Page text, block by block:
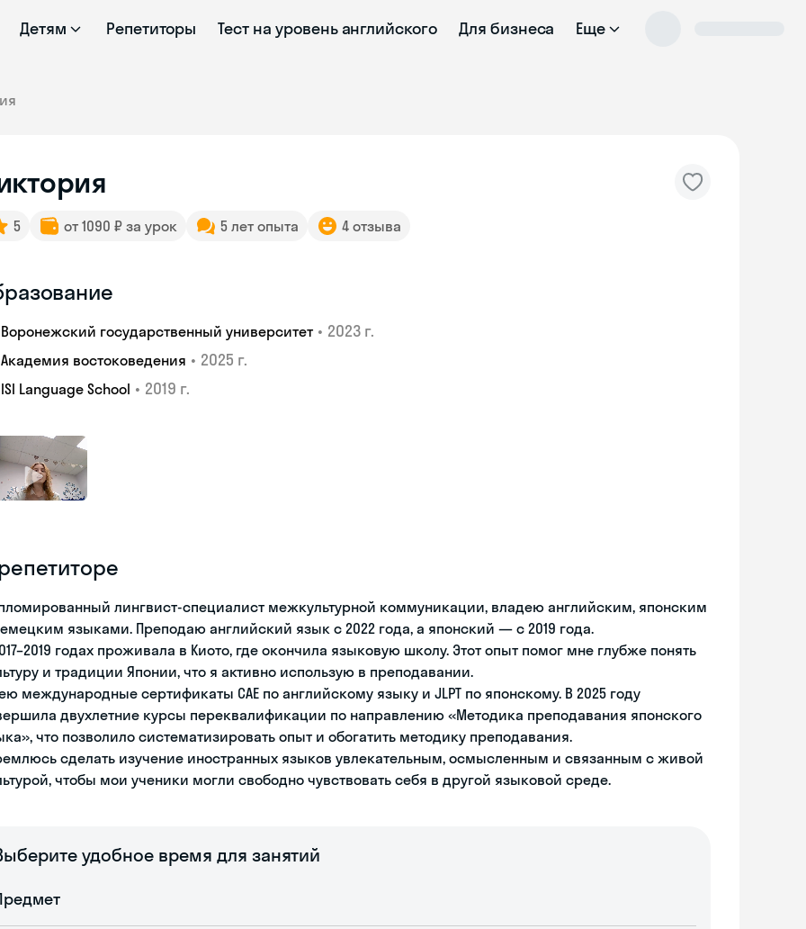
Детям Репетиторы Тест на уровень английского Для бизнеса Еще
5 от 1090 ₽ за урок 5 лет опыта 4 отзыва
Воронежский государственный университет • 2023 г.
Академия востоковедения • 2025 г.
ISI Language School • 2019 г.
лингвист-специалист межкультурной коммуникации, владею английским, японским
языками. Преподаю английский язык с 2022 года, а японский — с 2019 года.
годах проживала в Киото, где окончила языковую школу. Этот опыт помог мне глубже понять
и традиции Японии, что я активно использую в преподавании.
международные сертификаты CAE по английскому языку и JLPT по японскому. В 2025 году
двухлетние курсы переквалификации по направлению «Методика преподавания японского
что позволило систематизировать опыт и обогатить методику преподавания.
сделать изучение иностранных языков увлекательным, осмысленным и связанным с живой
чтобы мои ученики могли свободно чувствовать себя в другой языковой среде.
удобное время для занятий